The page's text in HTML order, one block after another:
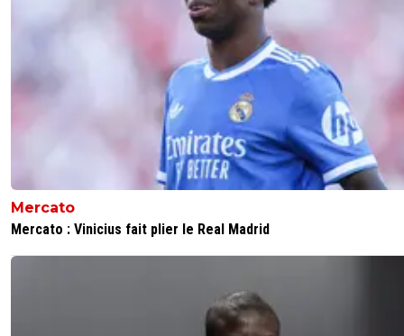
Mercato
Mercato : Vinicius fait plier le Real Madrid